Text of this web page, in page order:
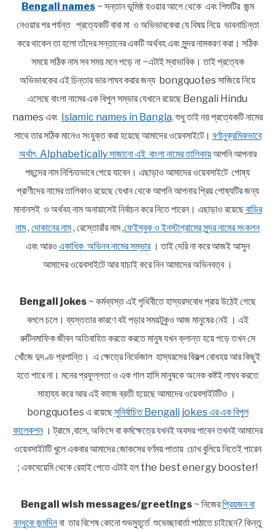
Bengali names~ সন্তান ভূমিষ্ঠ হওয়ার আগে থেকে এবং শিশুটির জন্ম
নেওয়ার পর পর্যন্ত প্রত্যেকটি বাবা মা ও অভিভাবকেরা যে বিষয় নিয়ে ভাবনাচিন্তা
করে থাকেন তা হলো তাঁদের সন্তানের একটি অর্থবহ এবং সুন্দর নামকরণ করা। সঠিক
সময়ে সঠিক নাম সব সময় মনে পড়ে না ~এটাই স্বাভাবিক। তাই প্রত্যেক
অভিভাবকের এই চিন্তার ভার লাঘব করার জন্য bongquotes সাজিয়ে নিয়ে
এসেছে বাংলা নামের এক বিপুল সম্ভার যেখানে রয়েছে Bengali Hindu
names এবং Islamic names in Bangla. শুধু তাই নয় প্রত্যেকটি নামের
সাথে তার সঠিক মানেও সংযুক্ত করা হয়েছে আমাদের ওয়েবসাইটে। বর্ণানুক্রমিকভাবে
অর্থাৎ Alphabetically সাজানো এই বাংলা নামের তালিকায়আপনি আপনার
পছন্দের নাম নিশ্চিতভাবে পেয়ে যাবেন। এছাড়াও আমাদের ওয়েবসাইটে পোষ্য
প্রাণীদের নামের তালিকাও রয়েছে যেখান থেকে আপনি আপনার প্রিয় পোষ্যটির জন্য
মানানসই ও অর্থবহ নাম অনায়াসেই নির্বাচন করে নিতে পারেন। এছাড়াও রয়েছেবাড়ির
নাম, দোকানের নাম, রেস্তোরাঁর নাম ,ফেইসবুক ও ইনস্টাগ্রামের সুন্দর নামের সংকলন
এবং আরও একাধিক অভিনব নামের সম্ভার। তাই দেরি না করে আজই আসুন
আমাদের ওয়েবসাইটে আর যাচাই করে নিন আমাদের অভিনবত্ব ।
Bengali jokes~ কর্মব্যস্ত এই পৃথিবীতে হাস্যরসবোধ প্রায় উঠেই গেছে
বললে চলে। ব্যস্ততার কারণে বই পড়ার সময়টুকুও আজ মানুষের নেই । এই
রুটিনমাফিক জীবন অতিবাহিত করতে করতে মানুষ যখন ক্লান্ত হয়ে পড়ে তখন সে
খোঁজে দুদণ্ড প্রশান্তি। এ ক্ষেত্রে নির্ভেজাল হাস্যরসের বিকল্প বোধহয় আর কিছুই
হতে পারে না। মনের প্রফুল্লতা ও এক গাল হাসি মানুষকে অনেক কষ্টই লাঘব করতে
সাহায্য করে আর এই কাজে ব্রতী হয়েছে আমাদের ওয়েবসাইটটিও ।
bongquotes এ রয়েছেসুনির্বাচিত Bengali jokes এর এক বিপুল
কালেকশন। ট্রামে ,বাসে, অফিসে বা কর্মক্ষেত্রে যখনই অবসর পাবেন তখনই আমাদের
ওয়েবসাইটটি খুলে একবার আমাদের জোকসের বর্ণময় পাতায় চোখ বুলিয়ে নিতেই পারেন
; একঘেয়েমি থেকে রেহাই পেতে এটাই হল the best energy booster!
Bengali wish messages/greetings~ নিজেরপ্রিয়জন বা
বন্ধুকে জন্মদিনবা তার বিশেষ কোনো শুভমুহূর্তে শুভেচ্ছাবার্তা পাঠাতে চাইছেন? কিন্তু